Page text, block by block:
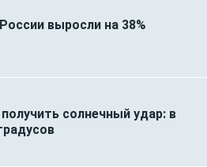
выросли на 38%
солнечный удар: в